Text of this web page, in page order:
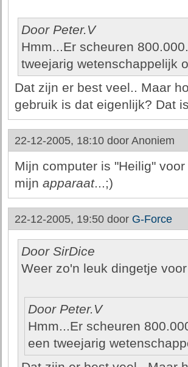
Door Peter.V
Hmm...Er scheuren
tweejarig wetenschappelijk
Dat zijn er best veel.. Maar
gebruik is dat eigenlijk? Dat
22-12-2005, 18:10 door Anoniem
Mijn computer is "Heilig"
mijn apparaat...;)
22-12-2005, 19:50 door G-Force
Door SirDice
Weer zo'n leuk dingetje
Door Peter.V
Hmm...Er scheuren
een tweejarig